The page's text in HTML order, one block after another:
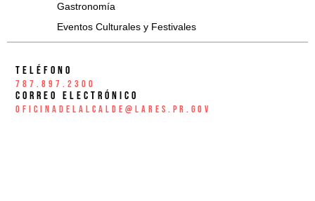
Gastronomía
Eventos Culturales y Festivales
Teléfono
787.897.2300
Correo Electrónico
oficinadelalcalde@lares.pr.gov